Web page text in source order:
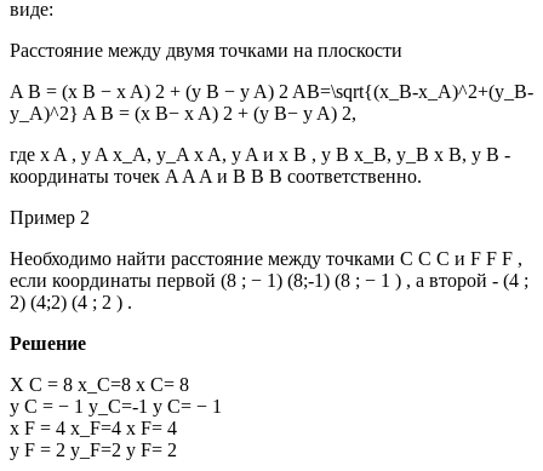
виде:
Расстояние между двумя точками на плоскости
A B = (x B − x A) 2 + (y B − y A) 2 AB=\sqrt{(x_B-x_A)^2+(y_B-
y_A)^2} A B = (x B− xA) 2 + (y B− yA) 2,
где x A , y A x_A, y_AxA, yAи x B , y B x_B, y_B x B, y B -
координаты точек A AAи B B B соответственно.
Пример 2
Необходимо найти расстояние между точками C C C и F F F ,
если координаты первой (8 ; − 1) (8;-1) (8 ; − 1 ) , а второй - (4 ;
2) (4;2) (4 ; 2 ) .
Решение
X C = 8 x_C=8 x C= 8
y C = − 1 y_C=-1 y C= − 1
x F = 4 x_F=4 x F= 4
y F = 2 y_F=2 y F= 2